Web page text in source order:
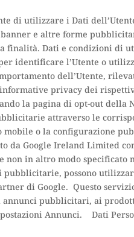
di utilizzare i Dati
e altre forme
finalità. Dati e condizioni
identificare l’Utente o
dell’Utente,
privacy dei
la pagina di opt-out
attraverso le
o la configurazione
da Google Ireland Limited
non in altro modo
possono
di Google. Questo
annunci pubblicitari, ai
Annunci. Dati